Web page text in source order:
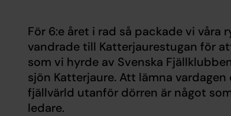
För 6:e året i rad så packade vi våra
vandrade till Katterjaurestugan för
som vi hyrde av Svenska
sjön Katterjaure. Att lämna
fjällvärld utanför dörren är något
ledare.